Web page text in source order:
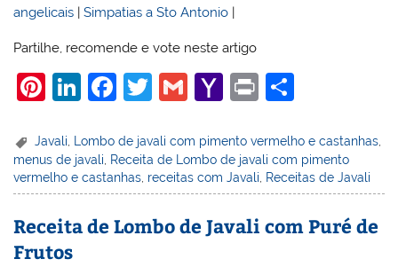
angelicais |Simpatias a Sto Antonio |
Partilhe, recomende e vote neste artigo
Pi
er
e
st
Li
k
e
dI
n
F
c
e
b
o
T
itt
er
G
ai
l
Y
h
o
o
M
Pr
t
ar
e
Javali Lombo de javali com pimento vermelho e castanhas
menus de javali
Receita de Lombo de javali com pimento
vermelho e castanhas receitas com Javali Receitas de Javali
Receita de Lombo de Javali com Puré de
Frutos